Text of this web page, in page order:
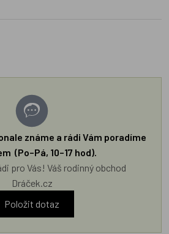
známe a rádi Vám poradíme
(Po–Pá, 10–17 hod).
pro Vás! Váš rodinný obchod
Dráček.cz
Položit dotaz